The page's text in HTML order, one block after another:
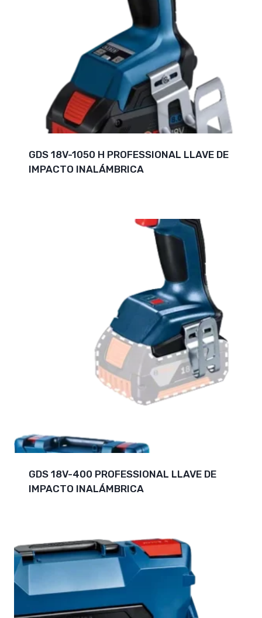
GDS 18V-1050 H PROFESSIONAL LLAVE DE
IMPACTO INALÁMBRICA
GDS 18V-400 PROFESSIONAL LLAVE DE
IMPACTO INALÁMBRICA